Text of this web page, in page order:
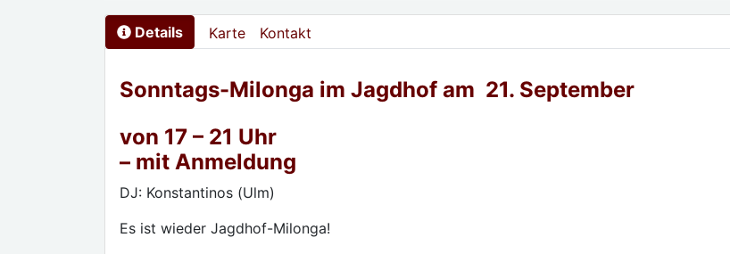
Details Karte Kontakt
Sonntags-Milonga im Jagdhof am 21. September
von 17 – 21 Uhr
– mit Anmeldung
DJ: Konstantinos (Ulm)
Es ist wieder Jagdhof-Milonga!